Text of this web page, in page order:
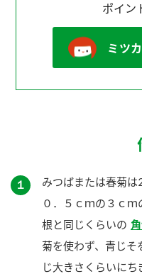
ポイン
ミツ
１
みつばまたは春菊は
０．５ｃｍの３ｃｍ
根と同じくらいの
菊を使わず、青じそ
じ大きさくらいにち